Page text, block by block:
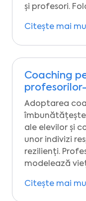
și profesori.
Citește mai
Coaching
Adoptarea
ale elevilor și
unor indivizi
rezilienți.
modelează
Citește mai